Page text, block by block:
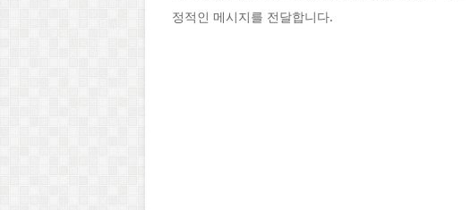
정적인 메시지를 전달합니다.